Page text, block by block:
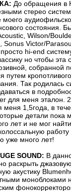
До обращения в
стерео
моего
состояния.
Wilson/
Sonus Victor/
hi-end
но чтобы эта
собранной
путем
Так родилась
в
для меня эталон.
меня 1,5года, в
детали пока
лет и не мог
уже много лет!
SOUND: В
раскрыть
акустику
моноблоками